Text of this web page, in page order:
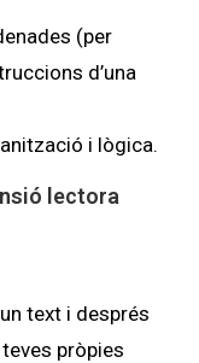
(per
d’una
i lògica.
lectora
text i després
pròpies